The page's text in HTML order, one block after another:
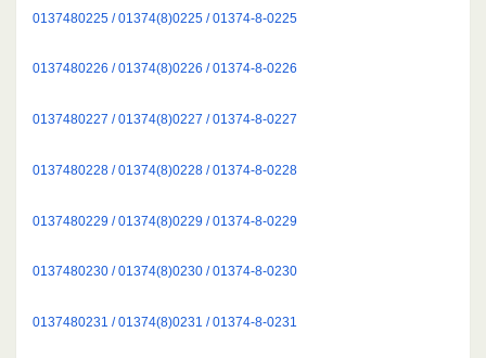
0137480225 / 01374(8)0225 / 01374-8-0225
0137480226 / 01374(8)0226 / 01374-8-0226
0137480227 / 01374(8)0227 / 01374-8-0227
0137480228 / 01374(8)0228 / 01374-8-0228
0137480229 / 01374(8)0229 / 01374-8-0229
0137480230 / 01374(8)0230 / 01374-8-0230
0137480231 / 01374(8)0231 / 01374-8-0231